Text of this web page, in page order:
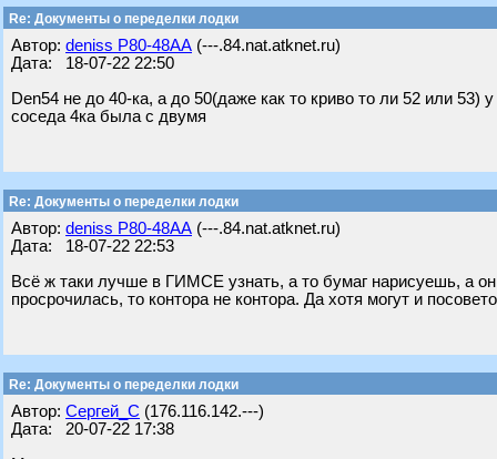
Re: Документы о переделки лодки
Автор: deniss Р80-48АА (---.84.nat.atknet.ru)
Дата: 18-07-22 22:50
Den54 не до 40-ка, а до 50(даже как то криво то ли 52 или
соседа 4ка была с двумя
Re: Документы о переделки лодки
Автор: deniss Р80-48АА (---.84.nat.atknet.ru)
Дата: 18-07-22 22:53
Всё ж таки лучше в ГИМСЕ узнать, а то бумаг нарисуешь, а
просрочилась, то контора не контора. Да хотя могут и
Re: Документы о переделки лодки
Автор: Сергей_С (176.116.142.---)
Дата: 20-07-22 17:38